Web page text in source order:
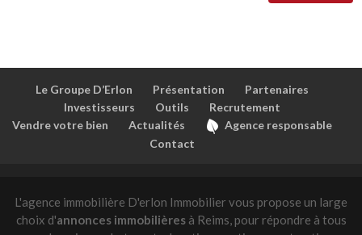
Le Groupe D’Erlon Présentation
Partenaires
Investisseurs
Outils
Recrutement
Vendre votre bien
Actualités
Agence responsable
Contact
L'agence immobilière D'erlon Immobilier vous propose un large
choix d'annonces immobilièresà Reims, pour répondre à tous